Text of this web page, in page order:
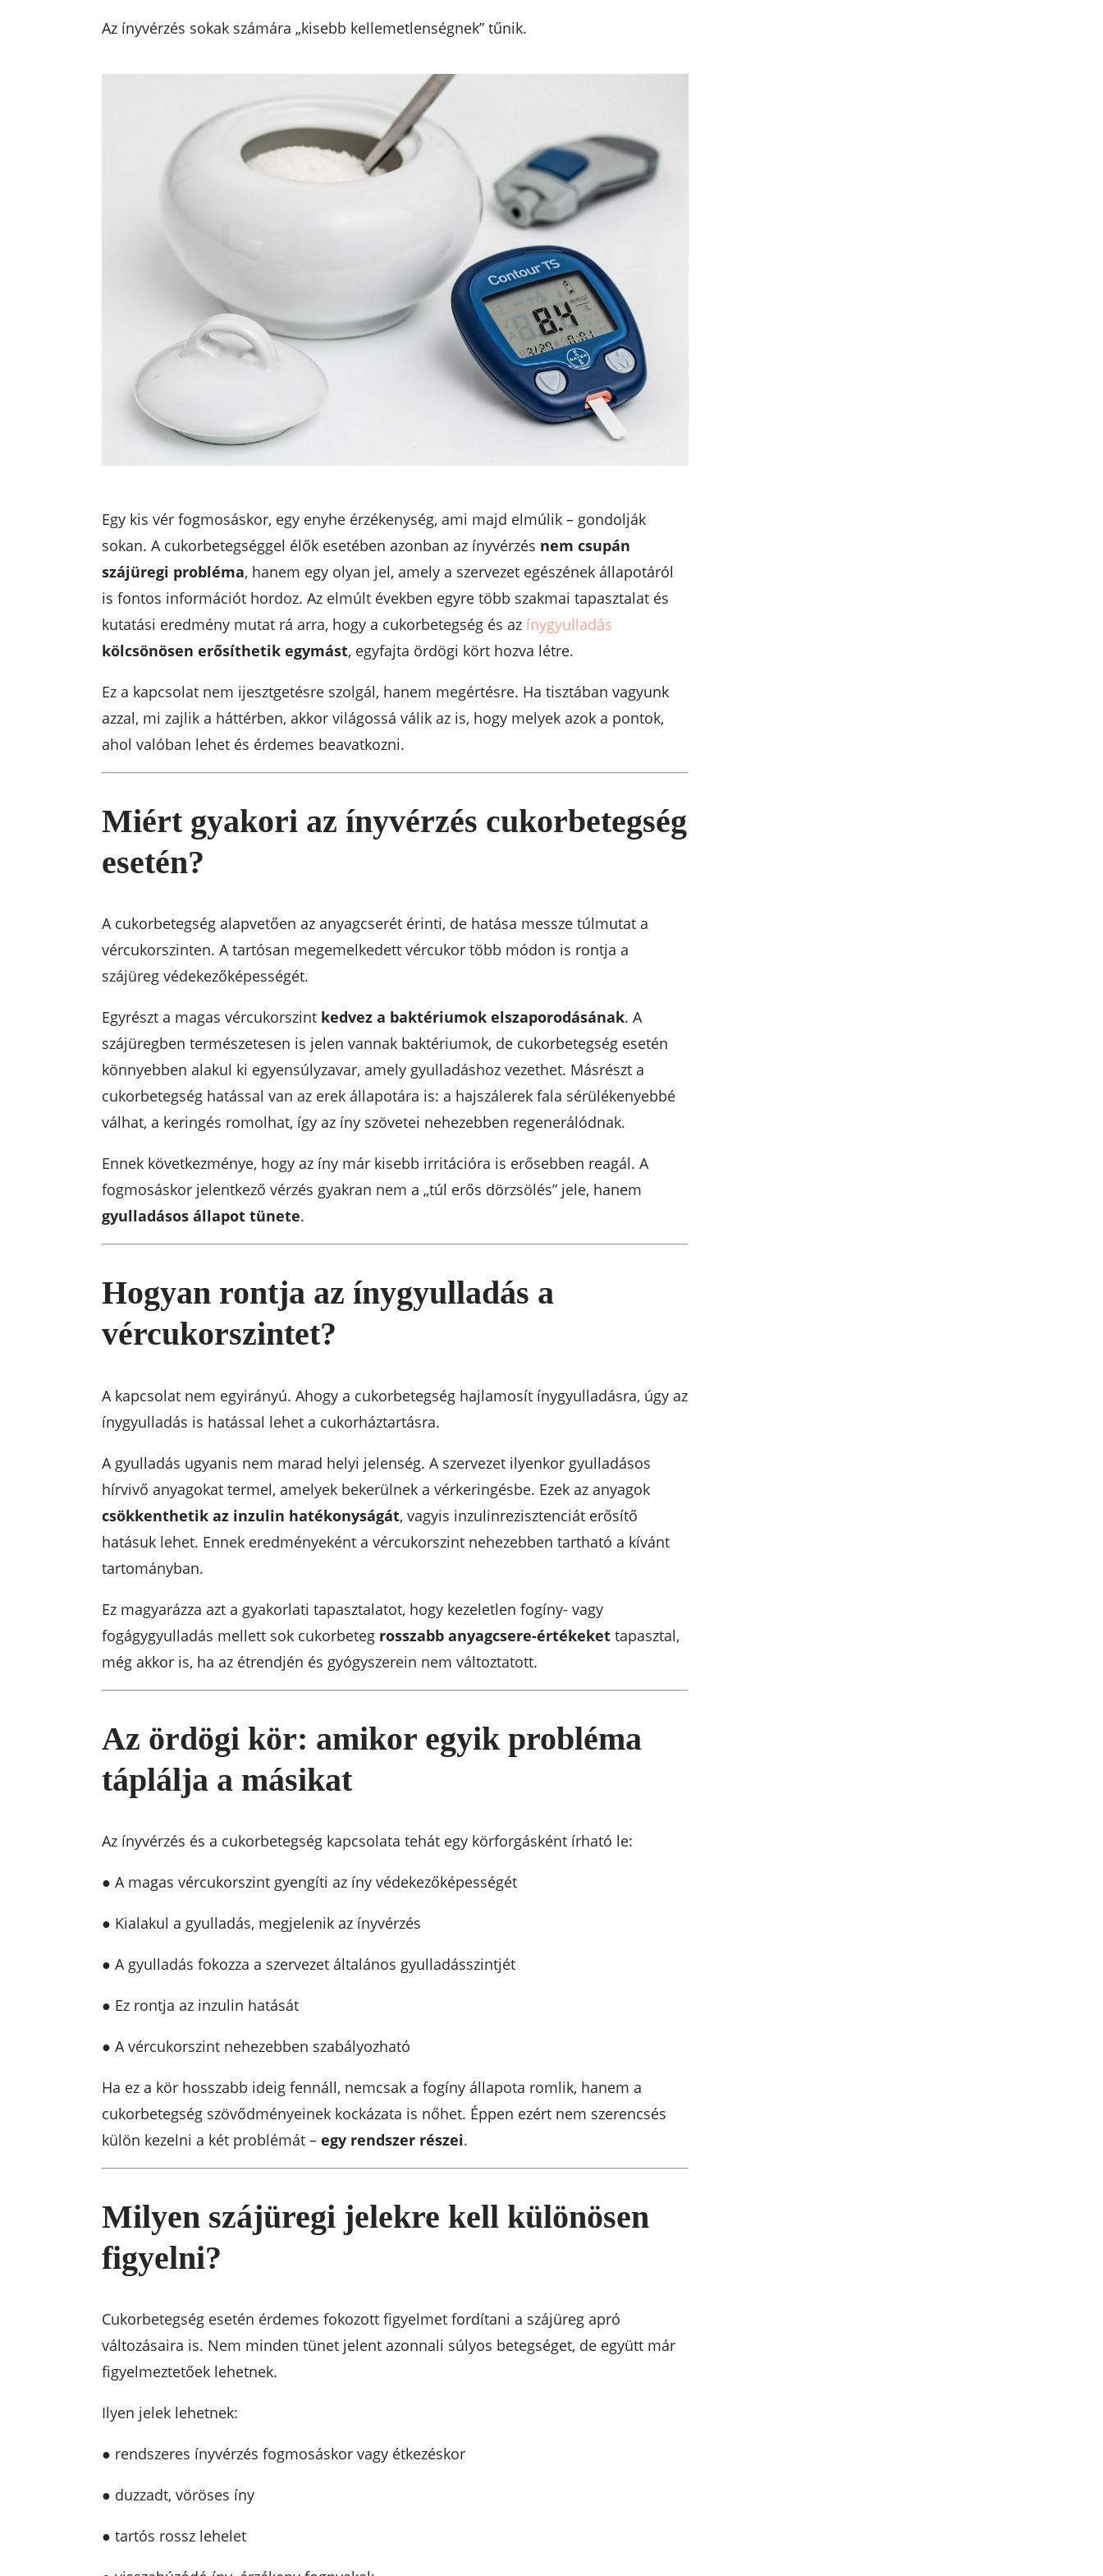
Az ínyvérzés sokak számára „kisebb kellemetlenségnek” tűnik.
Egy kis vér fogmosáskor, egy enyhe érzékenység, ami majd elmúlik – gondolják
sokan. A cukorbetegséggel élők esetében azonban az ínyvérzés nem csupán
szájüregi probléma, hanem egy olyan jel, amely a szervezet egészének állapotáról
is fontos információt hordoz. Az elmúlt években egyre több szakmai tapasztalat és
kutatási eredmény mutat rá arra, hogy a cukorbetegség és az ínygyulladás
kölcsönösen erősíthetik egymást, egyfajta ördögi kört hozva létre.
Ez a kapcsolat nem ijesztgetésre szolgál, hanem megértésre. Ha tisztában vagyunk
azzal, mi zajlik a háttérben, akkor világossá válik az is, hogy melyek azok a pontok,
ahol valóban lehet és érdemes beavatkozni.
Miért gyakori az ínyvérzés cukorbetegség
esetén?
A cukorbetegség alapvetően az anyagcserét érinti, de hatása messze túlmutat a
vércukorszinten. A tartósan megemelkedett vércukor több módon is rontja a
szájüreg védekezőképességét.
Egyrészt a magas vércukorszint kedvez a baktériumok elszaporodásának. A
szájüregben természetesen is jelen vannak baktériumok, de cukorbetegség esetén
könnyebben alakul ki egyensúlyzavar, amely gyulladáshoz vezethet. Másrészt a
cukorbetegség hatással van az erek állapotára is: a hajszálerek fala sérülékenyebbé
válhat, a keringés romolhat, így az íny szövetei nehezebben regenerálódnak.
Ennek következménye, hogy az íny már kisebb irritációra is erősebben reagál. A
fogmosáskor jelentkező vérzés gyakran nem a „túl erős dörzsölés” jele, hanem
gyulladásos állapot tünete.
Hogyan rontja az ínygyulladás a
vércukorszintet?
A kapcsolat nem egyirányú. Ahogy a cukorbetegség hajlamosít ínygyulladásra, úgy az
ínygyulladás is hatással lehet a cukorháztartásra.
A gyulladás ugyanis nem marad helyi jelenség. A szervezet ilyenkor gyulladásos
hírvivő anyagokat termel, amelyek bekerülnek a vérkeringésbe. Ezek az anyagok
csökkenthetik az inzulin hatékonyságát, vagyis inzulinrezisztenciát erősítő
hatásuk lehet. Ennek eredményeként a vércukorszint nehezebben tartható a kívánt
tartományban.
Ez magyarázza azt a gyakorlati tapasztalatot, hogy kezeletlen fogíny- vagy
fogágygyulladás mellett sok cukorbeteg rosszabb anyagcsere-értékekettapasztal,
még akkor is, ha az étrendjén és gyógyszerein nem változtatott.
Az ördögi kör: amikor egyik probléma
táplálja a másikat
Az ínyvérzés és a cukorbetegség kapcsolata tehát egy körforgásként írható le:
● A magas vércukorszint gyengíti az íny védekezőképességét
● Kialakul a gyulladás, megjelenik az ínyvérzés
● A gyulladás fokozza a szervezet általános gyulladásszintjét
● Ez rontja az inzulin hatását
● A vércukorszint nehezebben szabályozható
Ha ez a kör hosszabb ideig fennáll, nemcsak a fogíny állapota romlik, hanem a
cukorbetegség szövődményeinek kockázata is nőhet. Éppen ezért nem szerencsés
külön kezelni a két problémát – egy rendszer részei.
Milyen szájüregi jelekre kell különösen
figyelni?
Cukorbetegség esetén érdemes fokozott figyelmet fordítani a szájüreg apró
változásaira is. Nem minden tünet jelent azonnali súlyos betegséget, de együtt már
figyelmeztetőek lehetnek.
Ilyen jelek lehetnek:
● rendszeres ínyvérzés fogmosáskor vagy étkezéskor
● duzzadt, vöröses íny
● tartós rossz lehelet